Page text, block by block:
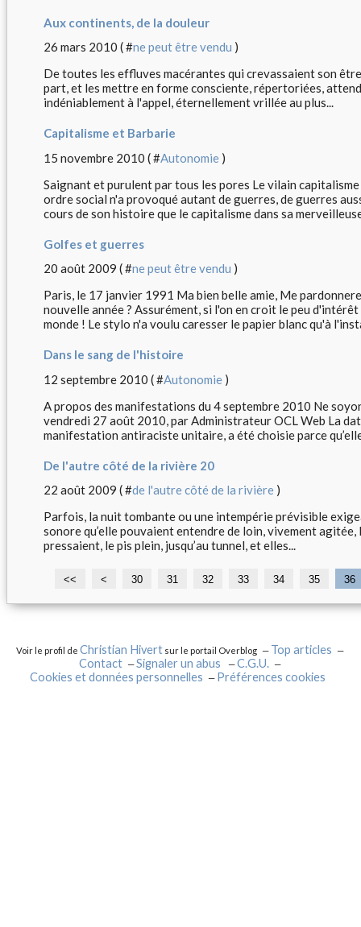
Aux continents, de la douleur
26 mars 2010 ( #ne peut être vendu )
De toutes les effluves macérantes qui crevassaient son
part, et les mettre en forme consciente, répertoriées,
indéniablement à l'appel, éternellement vrillée au plus...
Capitalisme et Barbarie
15 novembre 2010 ( #Autonomie )
Saignant et purulent par tous les pores Le vilain
ordre social n'a provoqué autant de guerres, de guerres
cours de son histoire que le capitalisme dans sa
Golfes et guerres
20 août 2009 ( #ne peut être vendu )
Paris, le 17 janvier 1991 Ma bien belle amie, Me
nouvelle année ? Assurément, si l'on en croit le peu
monde ! Le stylo n'a voulu caresser le papier blanc qu'à
Dans le sang de l'histoire
12 septembre 2010 ( #Autonomie )
A propos des manifestations du 4 septembre 2010 Ne
vendredi 27 août 2010, par Administrateur OCL Web La
manifestation antiraciste unitaire, a été choisie parce
De l'autre côté de la rivière 20
22 août 2009 ( #de l'autre côté de la rivière )
Parfois, la nuit tombante ou une intempérie prévisible
sonore qu’elle pouvaient entendre de loin, vivement
pressaient, le pis plein, jusqu’au tunnel, et elles...
<< <
1
2
30 31 32 33 34 35 36
Voir le profil deChristian Hivert sur le portail Overblog
Top articles
Contact
Signaler un abus
C.G.U.
Cookies et données personnelles
Préférences cookies